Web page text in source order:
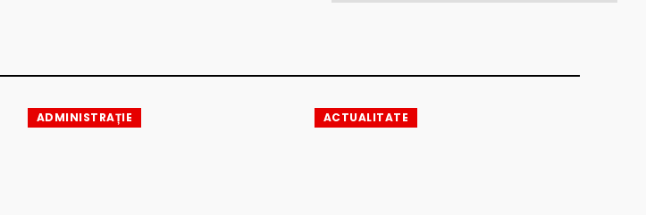
ADMINISTRAȚIE ACTUALITATE